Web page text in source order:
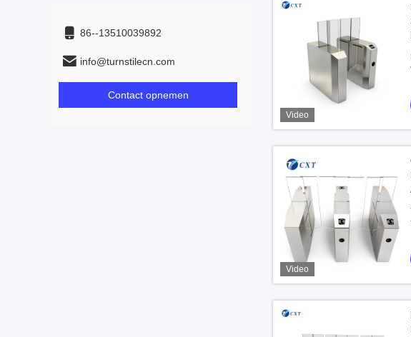
86--13510039892
info@turnstilecn.com
Contact opnemen
Video
Video